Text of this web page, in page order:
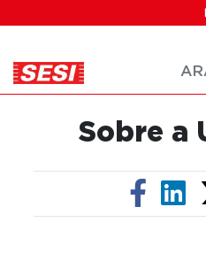
inclui
um
Sobre a